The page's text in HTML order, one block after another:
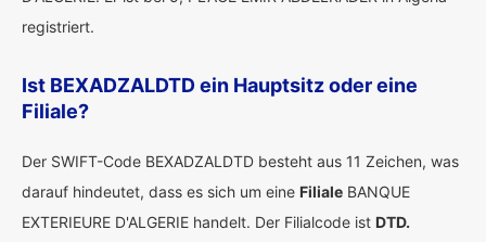
registriert.
Ist BEXADZALDTD ein Hauptsitz oder eine
Filiale?
Der SWIFT-Code BEXADZALDTD besteht aus 11 Zeichen, was
darauf hindeutet, dass es sich um eine Filiale BANQUE
EXTERIEURE D'ALGERIE handelt. Der Filialcode ist DTD.